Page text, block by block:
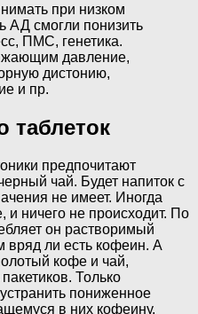
при низком
АД смогли понизить
ПМС, генетика.
давление,
дистонию,
и пр.
таблеток
предпочитают
чай. Будет напиток с
не имеет. Иногда
и ничего не происходит. По
он растворимый
вряд ли есть кофеин. А
кофе и чай,
Только
пониженное
в них кофеину.